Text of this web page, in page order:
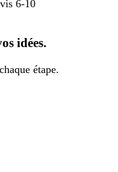
6-10
idées.
étape.